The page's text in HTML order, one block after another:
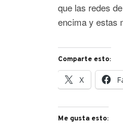
que las redes
encima y estas
Comparte esto:
X
Me gusta esto: